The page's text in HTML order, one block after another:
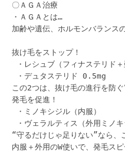
〇ＡＧＡ治療
・ＡＧＡとは…
加齢や遺伝、ホルモンバランス
抜け毛をストップ！
・レシュブ（フィナステリド＋
・デュタステリド 0.5mg
この2つは、抜け毛の進行を防
発毛を促進！
・ミノキシジル（内服）
・ヴェラルティス（外用ミノキ
“守るだけじゃ足りない”なら、
内服＋外用のW使いで、発毛スピ